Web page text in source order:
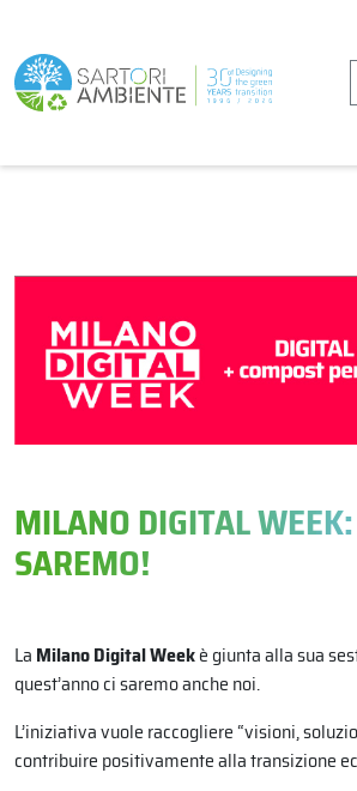
MILANO DIGITAL
SAREMO!
La Milano Digital Weekè giunta alla sua
quest’anno ci saremo anche noi.
L’iniziativa vuole raccogliere “visioni,
contribuire positivamente alla transizione